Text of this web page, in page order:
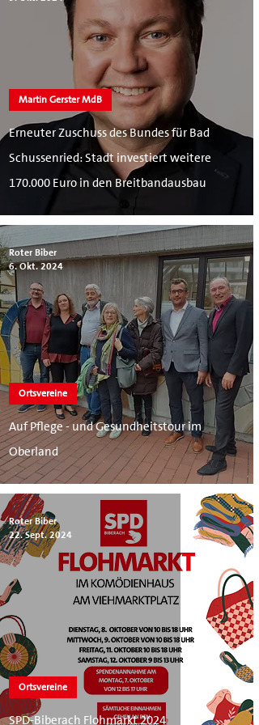
Erneuter Zuschuss des Bundes für Bad
Schussenried: Stadt investiert weitere
170.000 Euro in den Breitbandausbau
Martin Gerster MdB
Auf Pflege - und Gesundheitstour im
Oberland
Ortsvereine
Roter Biber
6. Okt. 2024
SPD-Biberach Flohmarkt 2024
Ortsvereine
Roter Biber
22. Sept. 2024